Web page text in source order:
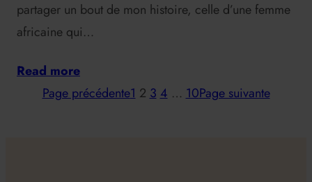
partager un bout de mon histoire, celle d’une femme
africaine qui…
Read more
Page précédente1 2 34 … 10Page suivante